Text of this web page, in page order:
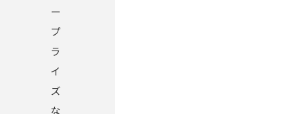
ー
プ
ラ
イ
ズ
な